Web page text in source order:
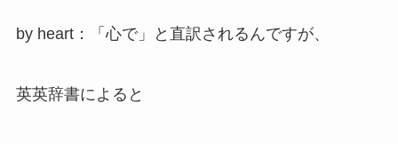
by heart：「心で」と直訳されるんですが、
英英辞書によると